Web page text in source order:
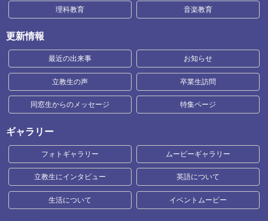
理科教育 音楽教育
更新情報
最近の出来事 お知らせ
立教生の声 卒業生訪問
同窓生からのメッセージ 特集ページ
ギャラリー
フォトギャラリー ムービーギャラリー
立教生にインタビュー 英語について
生活について イベントムービー